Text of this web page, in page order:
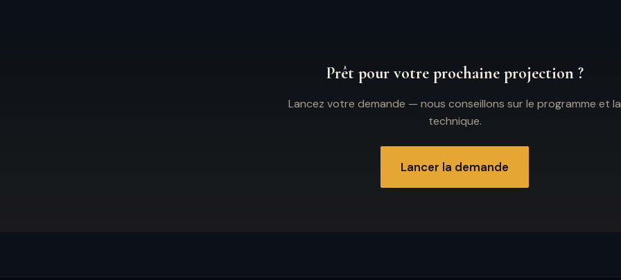
Prêt pour votre prochaine projection ?
Lancez votre demande — nous conseillons sur le programme et la
technique.
Lancer la demande